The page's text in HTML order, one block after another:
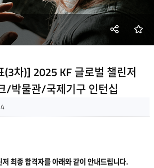
SNS
(3차)] 2025 KF 글로벌 챌린저
/박물관/국제기구 인턴십
최종 합격자를 아래와 같이 안내드립니다.